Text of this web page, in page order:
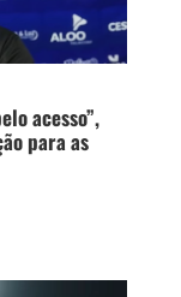
acesso”,
para as